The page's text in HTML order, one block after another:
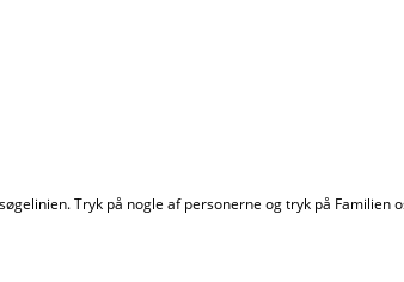
Tryk på nogle af personerne og tryk på Familien